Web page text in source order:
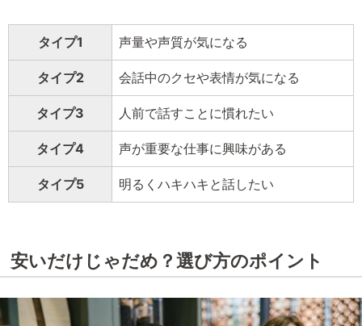
タイプ1 声量や声質が気になる
タイプ2 会話中のクセや表情が気になる
タイプ3 人前で話すことに慣れたい
タイプ4 声が重要な仕事に興味がある
タイプ5 明るくハキハキと話したい
安いだけじゃだめ？選び方のポイント